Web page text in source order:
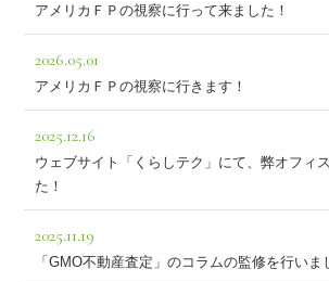
アメリカＦＰの視察に行って来ました！
2026.05.01
アメリカＦＰの視察に行きます！
2025.12.16
ウェブサイト「くらしテク」にて、弊オフィ
た！
2025.11.19
「GMO不動産査定」のコラムの監修を行いま